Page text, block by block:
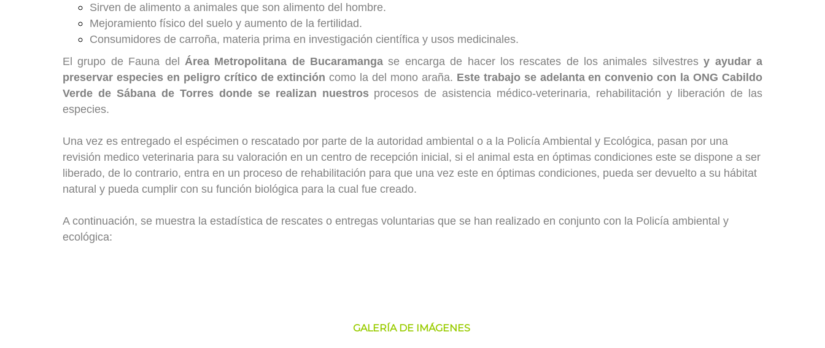
Sirven de alimento a animales que son alimento del hombre.
Mejoramiento físico del suelo y aumento de la fertilidad.
Consumidores de carroña, materia prima en investigación científica y usos medicinales.
El grupo de Fauna del Área Metropolitana de Bucaramanga se encarga de hacer los rescates de los animales silvestresy ayudar a
preservar especies en peligro crítico de extincióncomo la del mono araña. Este trabajo se adelanta en convenio con la ONG Cabildo
Verde de Sábana de Torres donde se realizan nuestrosprocesos de asistencia médico-veterinaria, rehabilitación y liberación de las
especies.
Una vez es entregado el espécimen o rescatado por parte de la autoridad ambiental o a la Policía Ambiental y Ecológica, pasan por una
revisión medico veterinaria para su valoración en un centro de recepción inicial, si el animal esta en óptimas condiciones este se dispone a ser
liberado, de lo contrario, entra en un proceso de rehabilitación para que una vez este en óptimas condiciones, pueda ser devuelto a su hábitat
natural y pueda cumplir con su función biológica para la cual fue creado.
A continuación, se muestra la estadística de rescates o entregas voluntarias que se han realizado en conjunto con la Policía ambiental y
ecológica:
GALERÍA DE IMÁGENES